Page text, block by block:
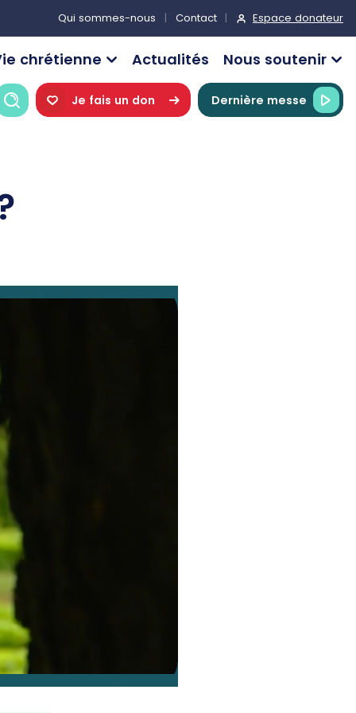
Qui sommes-nous Contact Espace donateur
chrétienne Actualités Nous soutenir
RechercheJe fais un don Dernière messe